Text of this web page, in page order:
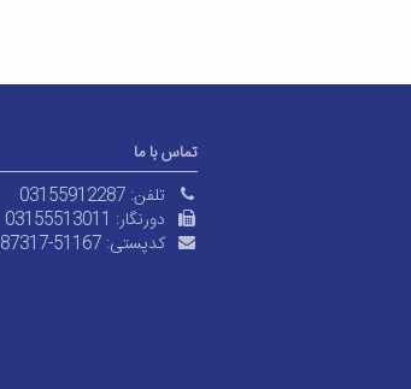
تماس با ما
تلفن: 03155912287
دورنگار: 03155513011
کدپستی: 87317-51167